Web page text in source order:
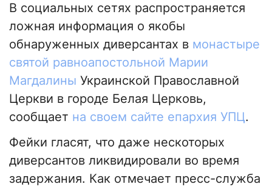
В социальных сетях распространяется
ложная информация о якобы
обнаруженных диверсантах в монастыре
святой равноапостольной Марии
Магдалины Украинской Православной
Церкви в городе Белая Церковь,
сообщает на своем сайте епархия УПЦ.
Фейки гласят, что даже нескоторых
диверсантов ликвидировали во время
задержания. Как отмечает пресс-служба